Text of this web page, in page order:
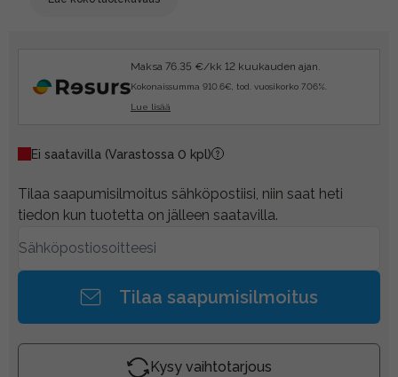
Maksa 76.35 €/kk 12 kuukauden ajan.
Kokonaissumma 910.6€, tod. vuosikorko 7.06%.
Lue lisää
Ei saatavilla (Varastossa 0 kpl)
Tilaa saapumisilmoitus sähköpostiisi, niin saat heti
tiedon kun tuotetta on jälleen saatavilla.
Tilaa saapumisilmoitus
Kysy vaihtotarjous